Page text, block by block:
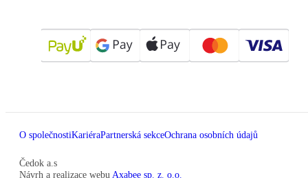
O společnostiKariéraPartnerská sekceOchrana osobních údajů
Čedok a.s
Návrh a realizace webu Axabee sp. z. o.o.